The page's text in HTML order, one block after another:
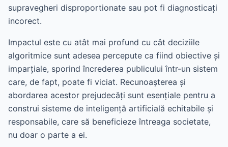
supravegheri disproportionate sau pot fi diagnosticați
incorect.
Impactul este cu atât mai profund cu cât deciziile
algoritmice sunt adesea percepute ca fiind obiective și
imparțiale, sporind încrederea publicului într-un sistem
care, de fapt, poate fi viciat. Recunoașterea și
abordarea acestor prejudecăți sunt esențiale pentru a
construi sisteme de inteligență artificială echitabile și
responsabile, care să beneficieze întreaga societate,
nu doar o parte a ei.